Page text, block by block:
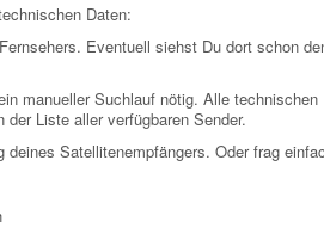
Daten:
Eventuell siehst Du dort schon
manueller Suchlauf nötig. Alle
Liste aller verfügbaren Sender.
Satellitenempfängers. Oder frag